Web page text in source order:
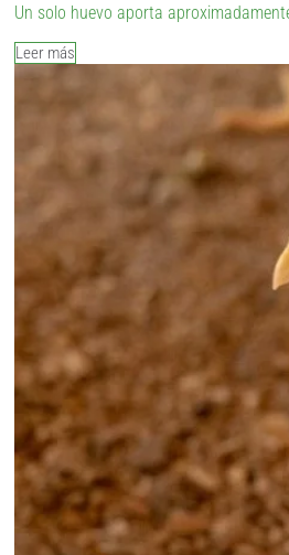
Un solo huevo aporta
Leer más